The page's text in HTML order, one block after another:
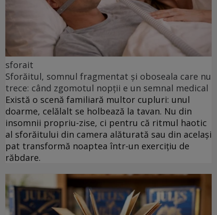
sforait
Sforăitul, somnul fragmentat și oboseala care nu
trece: când zgomotul nopții e un semnal medical
Există o scenă familiară multor cupluri: unul
doarme, celălalt se holbează la tavan. Nu din
insomnii propriu-zise, ci pentru că ritmul haotic
al sforăitului din camera alăturată sau din același
pat transformă noaptea într-un exercițiu de
răbdare.